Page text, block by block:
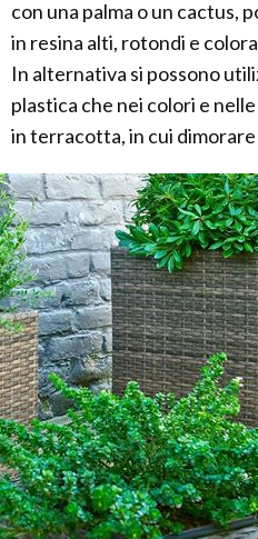
con una palma o un cactus,
in resina alti, rotondi e
In alternativa si possono
plastica che nei colori e
in terracotta, in cui